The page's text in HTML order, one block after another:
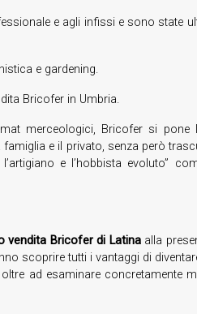
e agli infissi e sono state
e gardening.
Bricofer in Umbria.
merceologici, Bricofer si pone
e il privato, senza però
e l’hobbista evoluto”
vendita Bricofer di Latinaalla
scoprire tutti i vantaggi di
ad esaminare concretamente